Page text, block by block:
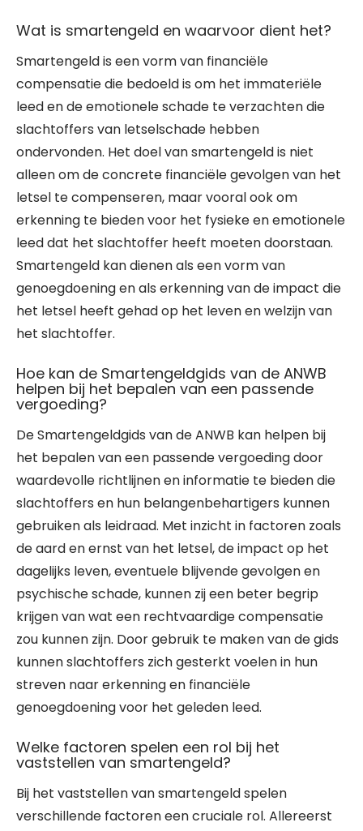
Wat is smartengeld en waarvoor dient het?
Smartengeld is een vorm van financiële
compensatie die bedoeld is om het immateriële
leed en de emotionele schade te verzachten die
slachtoffers van letselschade hebben
ondervonden. Het doel van smartengeld is niet
alleen om de concrete financiële gevolgen van het
letsel te compenseren, maar vooral ook om
erkenning te bieden voor het fysieke en emotionele
leed dat het slachtoffer heeft moeten doorstaan.
Smartengeld kan dienen als een vorm van
genoegdoening en als erkenning van de impact die
het letsel heeft gehad op het leven en welzijn van
het slachtoffer.
Hoe kan de Smartengeldgids van de ANWB
helpen bij het bepalen van een passende
vergoeding?
De Smartengeldgids van de ANWB kan helpen bij
het bepalen van een passende vergoeding door
waardevolle richtlijnen en informatie te bieden die
slachtoffers en hun belangenbehartigers kunnen
gebruiken als leidraad. Met inzicht in factoren zoals
de aard en ernst van het letsel, de impact op het
dagelijks leven, eventuele blijvende gevolgen en
psychische schade, kunnen zij een beter begrip
krijgen van wat een rechtvaardige compensatie
zou kunnen zijn. Door gebruik te maken van de gids
kunnen slachtoffers zich gesterkt voelen in hun
streven naar erkenning en financiële
genoegdoening voor het geleden leed.
Welke factoren spelen een rol bij het
vaststellen van smartengeld?
Bij het vaststellen van smartengeld spelen
verschillende factoren een cruciale rol. Allereerst